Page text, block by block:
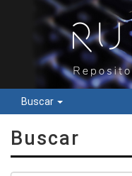
Buscar
Buscar